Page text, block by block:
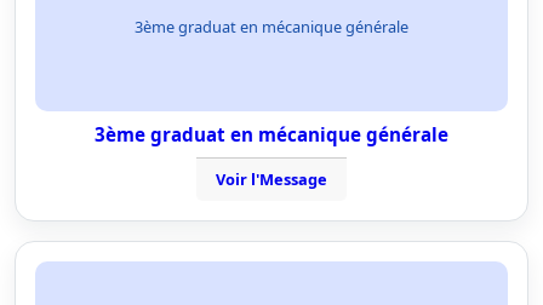
3ème graduat en mécanique générale
3ème graduat en mécanique générale
Voir l'Message